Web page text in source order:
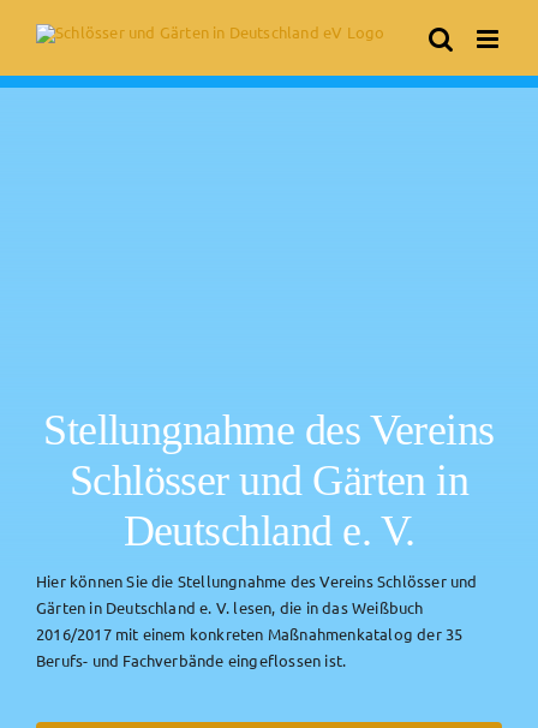
Stellungnahme des Vereins
Schlösser und Gärten in
Deutschland e. V.
Hier können Sie die Stellungnahme des Vereins Schlösser und
Gärten in Deutschland e. V. lesen, die in das Weißbuch
2016/2017 mit einem konkreten Maßnahmenkatalog der 35
Berufs- und Fachverbände eingeflossen ist.